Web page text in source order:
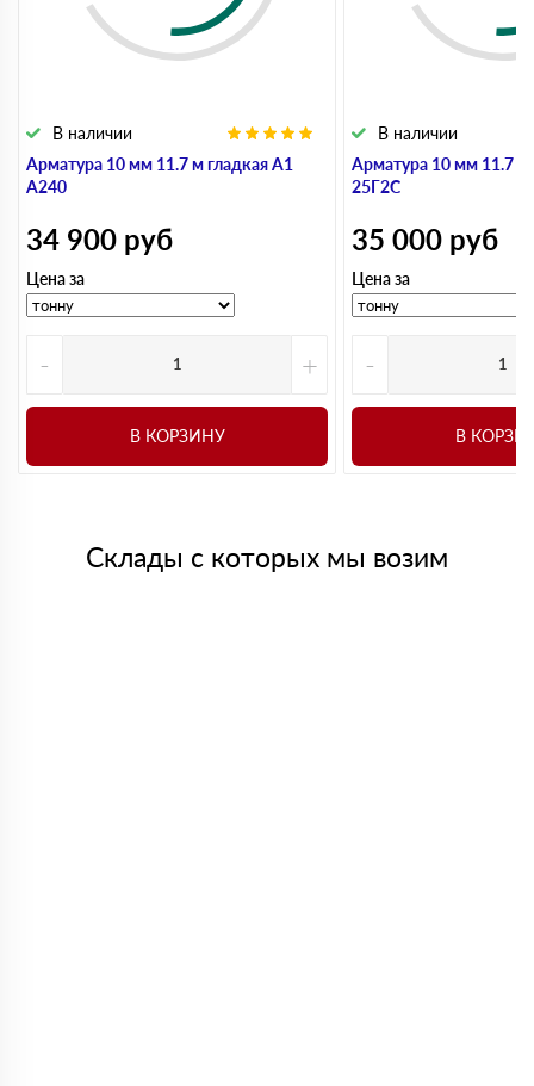
Арматура 10 мм 11.7 м гладкая А1
А240
В наличии
34 900 руб
Цена за
- +
В КОРЗИНУ
Арматура 10 мм 11.7 м
25Г2С
В наличии
35 000 руб
Цена за
-
В
Склады с которых мы возим